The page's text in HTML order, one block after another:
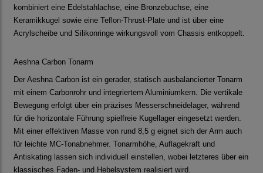
kombiniert eine Edelstahlachse, eine Bronzebuchse, eine
Keramikkugel sowie eine Teflon-Thrust-Plate und ist über eine
Acrylscheibe und Silikonringe wirkungsvoll vom Chassis entkoppelt.
Aeshna Carbon Tonarm
Der Aeshna Carbon ist ein gerader, statisch ausbalancierter Tonarm
mit einem Carbonrohr und integriertem Aluminiumkern. Die vertikale
Bewegung erfolgt über ein präzises Messerschneidelager, während
für die horizontale Führung spielfreie Kugellager eingesetzt werden.
Mit einer effektiven Masse von rund 8,5 g eignet sich der Arm auch
für leichte MC-Tonabnehmer. Tonarmhöhe, Auflagekraft und
Antiskating lassen sich individuell einstellen, wobei letzteres über ein
klassisches Faden- und Hebelsystem realisiert wird.